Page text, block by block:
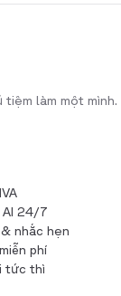
làm một
AI 24/7
nhắc hẹn
phí
tức thì